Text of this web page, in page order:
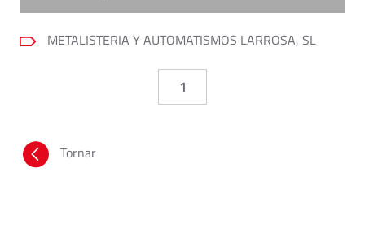
METALISTERIA Y AUTOMATISMOS LARROSA, SL
1
Tornar